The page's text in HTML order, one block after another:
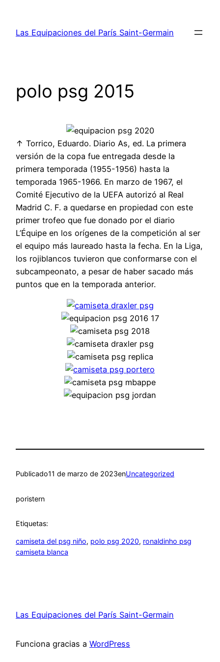
contenido
Las Equipaciones del París Saint-Germain
polo psg 2015
↑ Torrico, Eduardo. Diario As, ed. La primera
versión de la copa fue entregada desde la
primera temporada (1955-1956) hasta la
temporada 1965-1966. En marzo de 1967, el
Comité Ejecutivo de la UEFA autorizó al Real
Madrid C. F. a quedarse en propiedad con este
primer trofeo que fue donado por el diario
L’Équipe en los orígenes de la competición al ser
el equipo más laureado hasta la fecha. En la Liga,
los rojiblancos tuvieron que conformarse con el
subcampeonato, a pesar de haber sacado más
puntos que en la temporada anterior.
Publicado11 de marzo de 2023enUncategorized
poristern
Etiquetas:
camiseta del psg niño, polo psg 2020, ronaldinho psg
camiseta blanca
Las Equipaciones del París Saint-Germain
Funciona gracias a WordPress